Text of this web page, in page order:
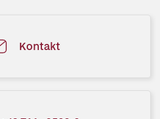
Kontakt